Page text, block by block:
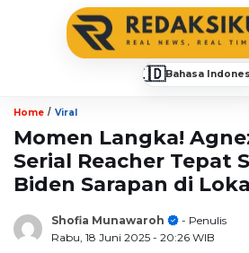
🇮🇩Bahasa
Home / Viral
Momen Langka!
Serial Reacher Tepat
Biden Sarapan di
Shofia Munawaroh
- Penulis
Rabu, 18 Juni 2025 - 20:26 WIB